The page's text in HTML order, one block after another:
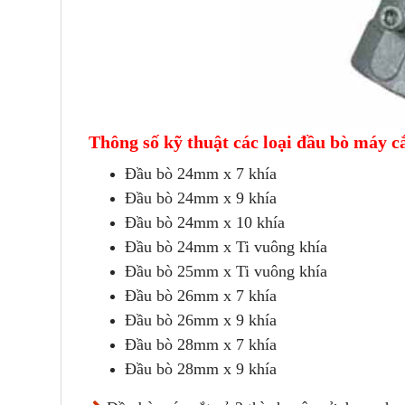
Thông số kỹ thuật các loại đầu bò máy
Đầu bò 24mm x 7 khía
Đầu bò 24mm x 9 khía
Đầu bò 24mm x 10 khía
Đầu bò 24mm x Ti vuông khía
Đầu bò 25mm x Ti vuông khía
Đầu bò 26mm x 7 khía
Đầu bò 26mm x 9 khía
Đầu bò 28mm x 7 khía
Đầu bò 28mm x 9 khía